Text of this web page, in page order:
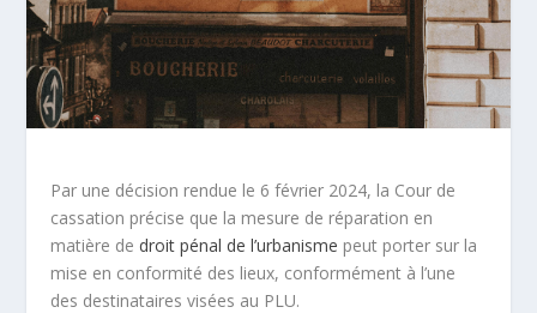
Par une décision rendue le 6 février 2024, la Cour de
cassation précise que la mesure de réparation en
matière de droit pénal de l’urbanisme peut porter sur la
mise en conformité des lieux, conformément à l’une
des destinataires visées au PLU.